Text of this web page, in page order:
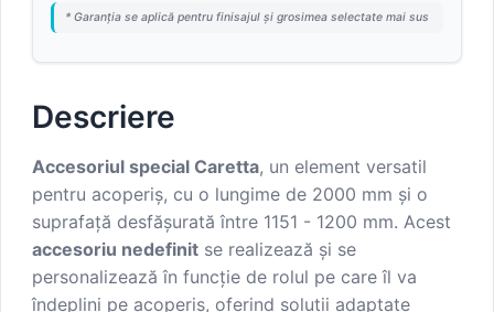
* Garanția se aplică pentru finisajul și grosimea selectate mai sus
Descriere
Accesoriul special Caretta, un element versatil
pentru acoperiș, cu o lungime de 2000 mm și o
suprafață desfășurată între 1151 - 1200 mm. Acest
accesoriu nedefinit se realizează și se
personalizează în funcție de rolul pe care îl va
îndeplini pe acoperiș, oferind soluții adaptate